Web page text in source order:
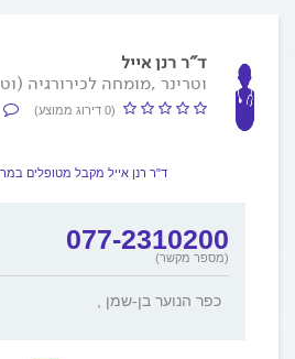
ד"ר רנן אייל
וטרינר ,מומחה לכירורגיה
(0 דירוג ממוצע)
ד"ר רנן אייל מקבל מטופלים
077-2310200
(מספר מקשר)
, כפר הנוער בן-שמן